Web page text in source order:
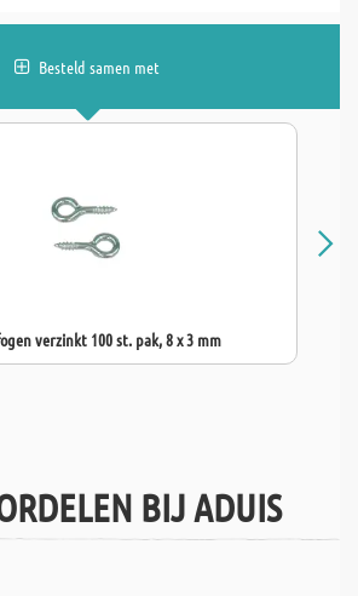
Besteld samen met
verzinkt 100 st. pak, 8 x 3 mm
BIJ ADUIS